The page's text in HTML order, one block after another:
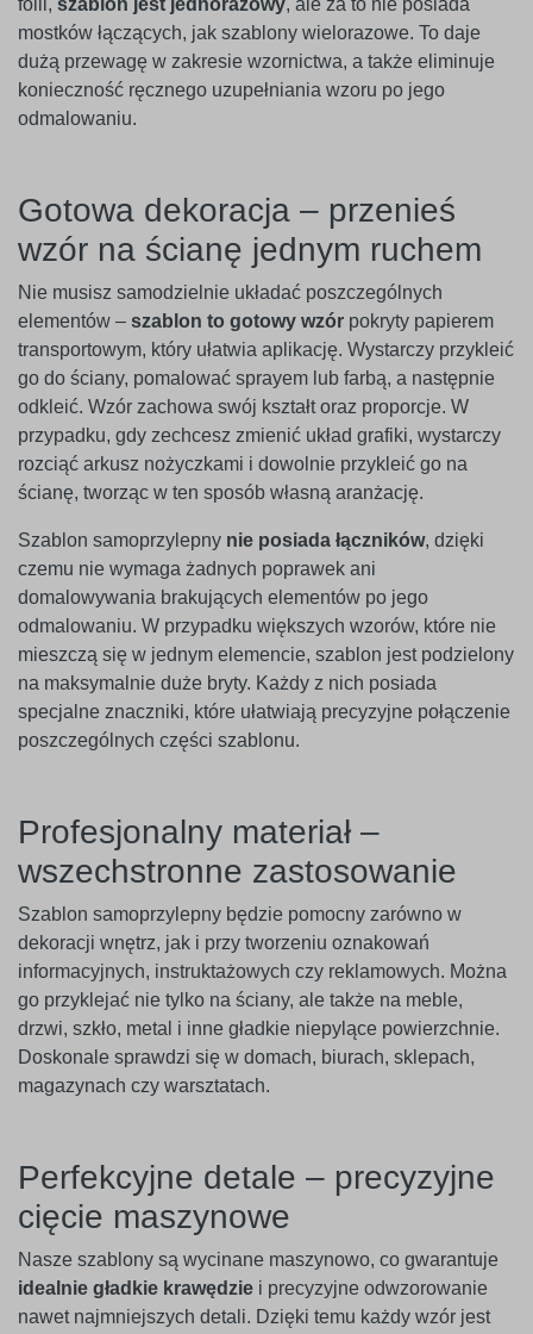
folii, szablon jest jednorazowy, ale za to nie posiada
mostków łączących, jak szablony wielorazowe. To daje
dużą przewagę w zakresie wzornictwa, a także eliminuje
konieczność ręcznego uzupełniania wzoru po jego
odmalowaniu.
Gotowa dekoracja – przenieś
wzór na ścianę jednym ruchem
Nie musisz samodzielnie układać poszczególnych
elementów – szablon to gotowy wzór pokryty papierem
transportowym, który ułatwia aplikację. Wystarczy przykleić
go do ściany, pomalować sprayem lub farbą, a następnie
odkleić. Wzór zachowa swój kształt oraz proporcje. W
przypadku, gdy zechcesz zmienić układ grafiki, wystarczy
rozciąć arkusz nożyczkami i dowolnie przykleić go na
ścianę, tworząc w ten sposób własną aranżację.
Szablon samoprzylepny nie posiada łączników, dzięki
czemu nie wymaga żadnych poprawek ani
domalowywania brakujących elementów po jego
odmalowaniu. W przypadku większych wzorów, które nie
mieszczą się w jednym elemencie, szablon jest podzielony
na maksymalnie duże bryty. Każdy z nich posiada
specjalne znaczniki, które ułatwiają precyzyjne połączenie
poszczególnych części szablonu.
Profesjonalny materiał –
wszechstronne zastosowanie
Szablon samoprzylepny będzie pomocny zarówno w
dekoracji wnętrz, jak i przy tworzeniu oznakowań
informacyjnych, instruktażowych czy reklamowych. Można
go przyklejać nie tylko na ściany, ale także na meble,
drzwi, szkło, metal i inne gładkie niepylące powierzchnie.
Doskonale sprawdzi się w domach, biurach, sklepach,
magazynach czy warsztatach.
Perfekcyjne detale – precyzyjne
cięcie maszynowe
Nasze szablony są wycinane maszynowo, co gwarantuje
idealnie gładkie krawędzie i precyzyjne odwzorowanie
nawet najmniejszych detali. Dzięki temu każdy wzór jest